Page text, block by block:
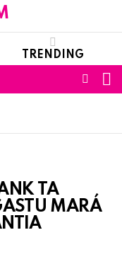
TRENDING
TA
MARÁ